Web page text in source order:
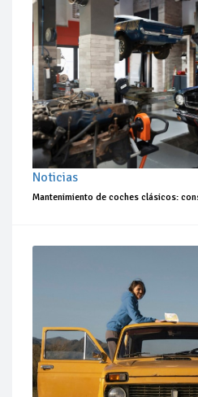
Noticias
Mantenimiento de coches clásicos: